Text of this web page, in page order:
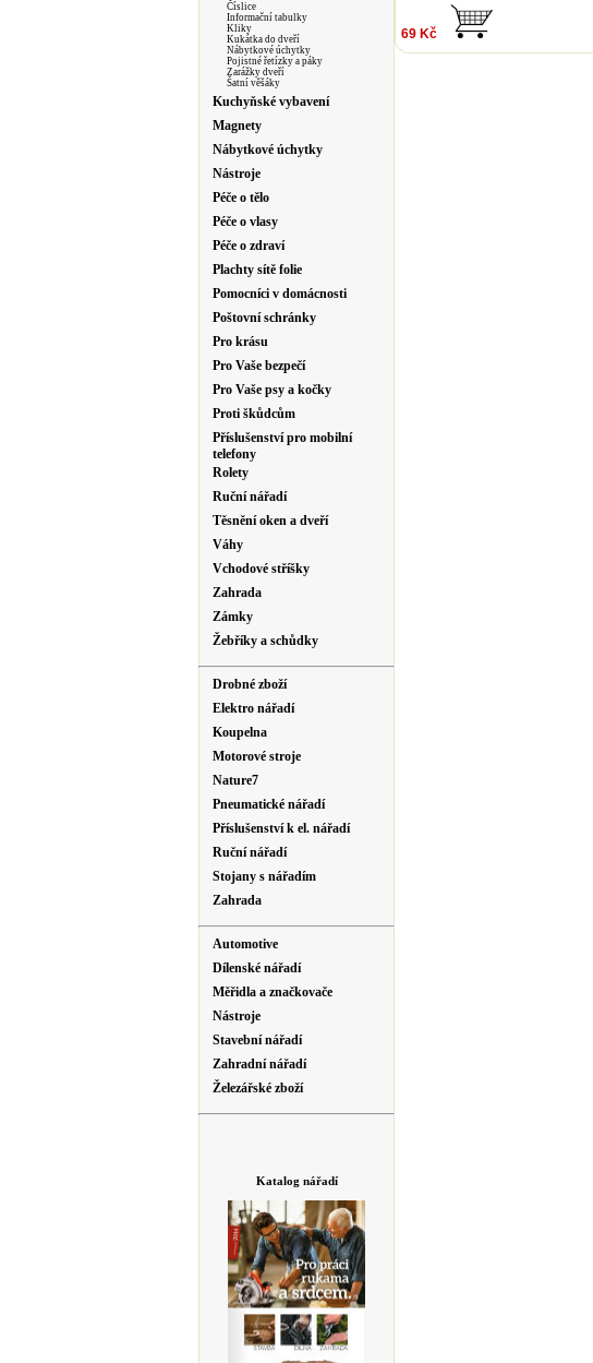
Číslice
Informační tabulky
Kliky
Kukátka do dveří
Nábytkové úchytky
Pojistné řetízky a páky
Zarážky dveří
Šatní věšáky
Kuchyňské vybavení
Magnety
Nábytkové úchytky
Nástroje
Péče o tělo
Péče o vlasy
Péče o zdraví
Plachty sítě folie
Pomocníci v domácnosti
Poštovní schránky
Pro krásu
Pro Vaše bezpečí
Pro Vaše psy a kočky
Proti škůdcům
Příslušenství pro mobilní
telefony
Rolety
Ruční nářadí
Těsnění oken a dveří
Váhy
Vchodové stříšky
Zahrada
Zámky
Žebříky a schůdky
Drobné zboží
Elektro nářadí
Koupelna
Motorové stroje
Nature7
Pneumatické nářadí
Příslušenství k el. nářadí
Ruční nářadí
Stojany s nářadím
Zahrada
Automotive
Dílenské nářadí
Měřidla a značkovače
Nástroje
Stavební nářadí
Zahradní nářadí
Železářské zboží
Katalog nářadí
69 Kč